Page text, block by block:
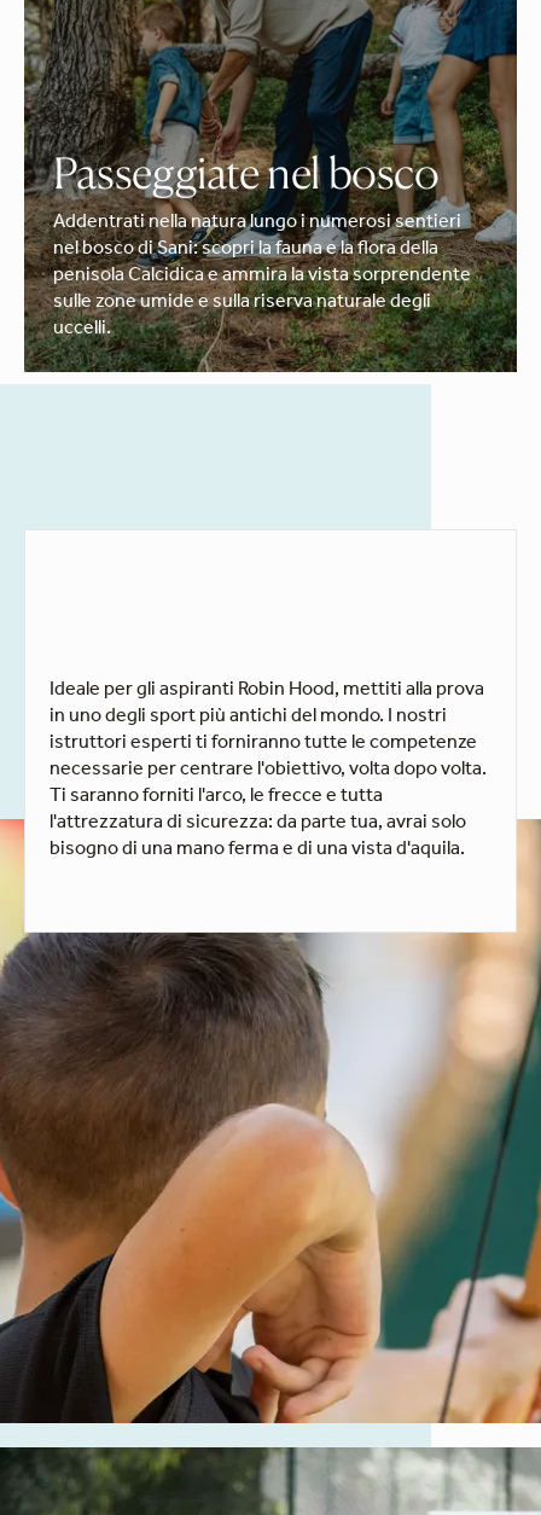
Passeggiate nel bosco
Addentrati nella natura lungo i numerosi sentieri
nel bosco di Sani: scopri la fauna e la flora della
penisola Calcidica e ammira la vista sorprendente
sulle zone umide e sulla riserva naturale degli
uccelli.
Ideale per gli aspiranti Robin Hood, mettiti alla prova
in uno degli sport più antichi del mondo. I nostri
istruttori esperti ti forniranno tutte le competenze
necessarie per centrare l'obiettivo, volta dopo volta.
Ti saranno forniti l'arco, le frecce e tutta
l'attrezzatura di sicurezza: da parte tua, avrai solo
bisogno di una mano ferma e di una vista d'aquila.